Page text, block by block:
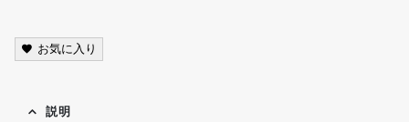
お気に入り
説明